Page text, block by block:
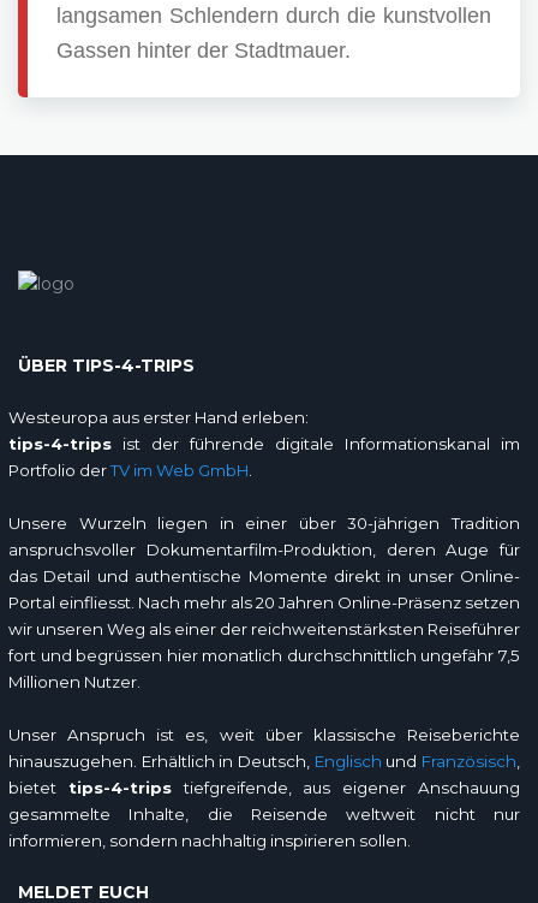
langsamen Schlendern durch die kunstvollen
Gassen hinter der Stadtmauer.
ÜBER TIPS-4-TRIPS
Westeuropa aus erster Hand erleben:
tips-4-trips ist der führende digitale Informationskanal im
Portfolio derTV im Web GmbH.
Unsere Wurzeln liegen in einer über 30-jährigen Tradition
anspruchsvoller Dokumentarfilm-Produktion, deren Auge für
das Detail und authentische Momente direkt in unser Online-
Portal einfliesst. Nach mehr als 20 Jahren Online-Präsenz setzen
wir unseren Weg als einer der reichweitenstärksten Reiseführer
fort und begrüssen hier monatlich durchschnittlich ungefähr 7,5
Millionen Nutzer.
Unser Anspruch ist es, weit über klassische Reiseberichte
hinauszugehen. Erhältlich in Deutsch, Englisch und Französisch,
bietet tips-4-tripstiefgreifende, aus eigener Anschauung
gesammelte Inhalte, die Reisende weltweit nicht nur
informieren, sondern nachhaltig inspirieren sollen.
MELDET EUCH